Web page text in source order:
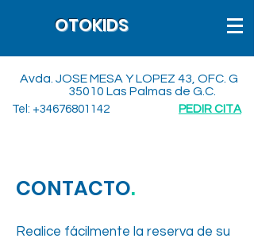
OTOKIDS
Avda. JOSE MESA Y LOPEZ 43, OFC. G
35010 Las Palmas de G.C.
Tel: +34676801142 PEDIR CITA
CONTACTO.
Realice fácilmente la reserva de su